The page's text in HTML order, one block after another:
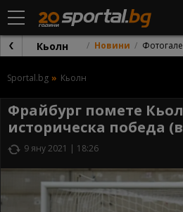
Кьолн Новини
Sportal.bg Кьолн
Фрайбург помете
историческа победа
9 яну 2021 | 18:26